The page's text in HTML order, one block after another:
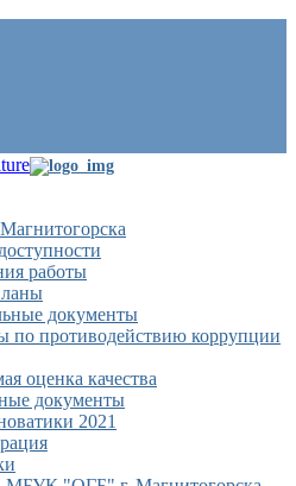
работы
документы
по противодействию коррупции
оценка качества
документы
2021